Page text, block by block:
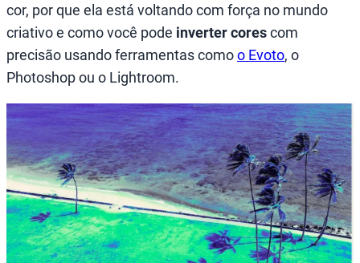
cor, por que ela está voltando com força no mundo
criativo e como você pode inverter corescom
precisão usando ferramentas comoo Evoto, o
Photoshop ou o Lightroom.